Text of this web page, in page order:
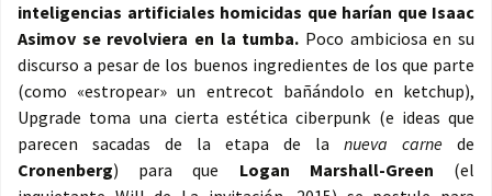
inteligencias artificiales homicidas que harían que Isaac
Asimov se revolviera en la tumba. Poco ambiciosa en su
discurso a pesar de los buenos ingredientes de los que parte
(como «estropear» un entrecot bañándolo en ketchup),
Upgrade toma una cierta estética ciberpunk (e ideas que
parecen sacadas de la etapa de la nueva carne de
Cronenberg) para que Logan Marshall-Green (el